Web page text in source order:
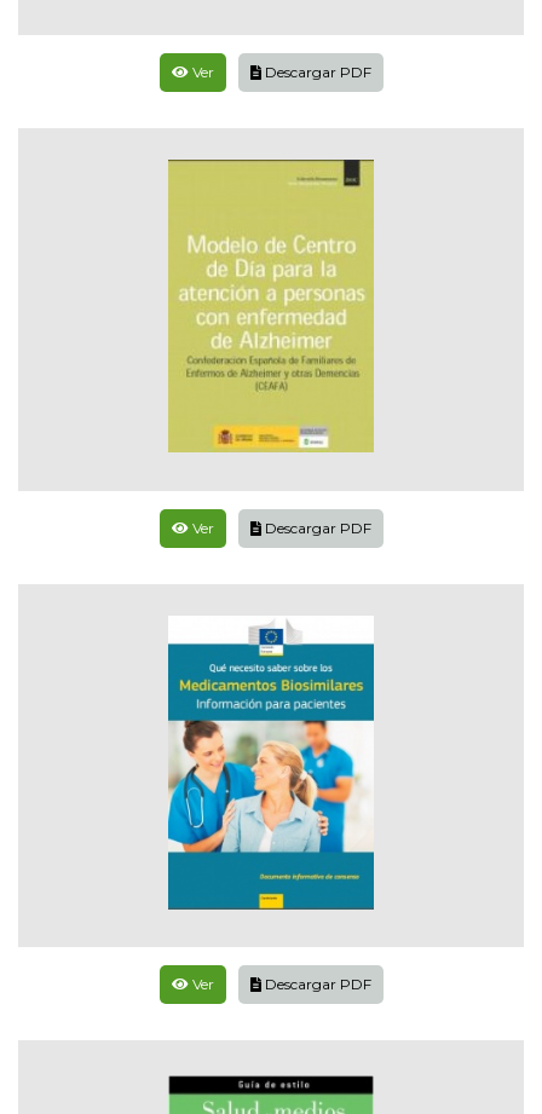
Ver Descargar PDF
Ver Descargar PDF
Ver Descargar PDF